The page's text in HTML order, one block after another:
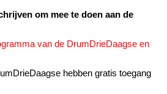
om mee te doen aan de
van de DrumDrieDaagse en
hebben gratis toegang